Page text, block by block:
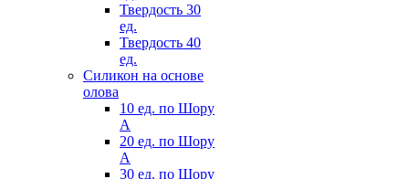
Твердость 30
ед.
Твердость 40
ед.
Силикон на основе
олова
10 ед. по Шору
А
20 ед. по Шору
А
30 ед. по Шору